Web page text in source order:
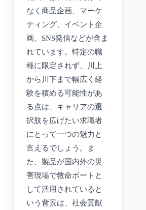
なく商品企画、マーケ
ティング、イベント企
画、SNS発信などが含ま
れています。特定の職
種に限定されず、川上
から川下まで幅広く経
験を積める可能性があ
る点は、キャリアの選
択肢を広げたい求職者
にとって一つの魅力と
言えるでしょう。ま
た、製品が国内外の災
害現場で救命ボートと
して活用されていると
いう背景は、社会貢献